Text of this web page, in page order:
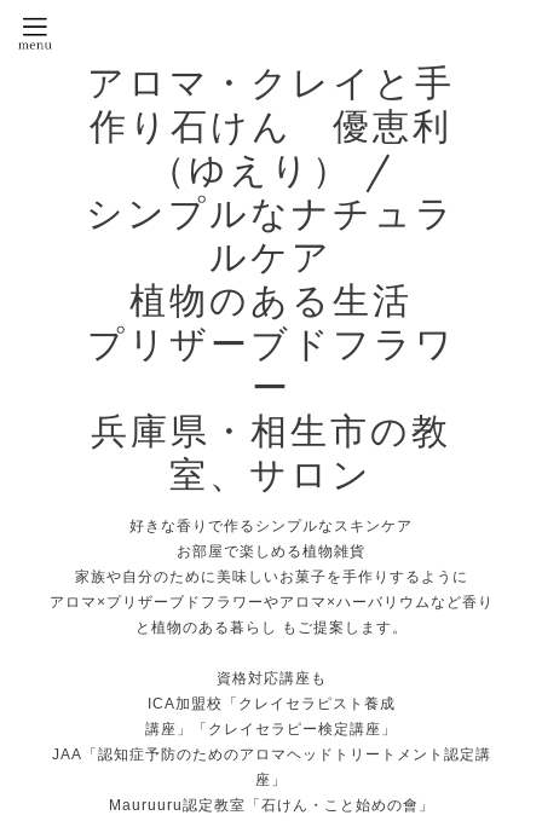
アロマ・クレイと手
作り石けん 優恵利
（ゆえり） /
シンプルなナチュラ
ルケア
植物のある生活
プリザーブドフラワ
ー
兵庫県・相生市の教
室、サロン
好きな香りで作るシンプルなスキンケア
お部屋で楽しめる植物雑貨
家族や自分のために美味しいお菓子を手作りするように
アロマ×プリザーブドフラワーやアロマ×ハーバリウムなど香り
と植物のある暮らし もご提案します。
資格対応講座も
ICA加盟校「クレイセラピスト養成
講座」「クレイセラピー検定講座」
JAA「認知症予防のためのアロマヘッドトリートメント認定講
座」
Mauruuru認定教室「石けん・こと始めの會」